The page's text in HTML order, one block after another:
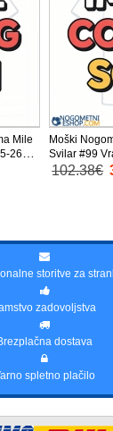
Mile
26
Moški
Svilar #99
Rokav
102.38€
storitve za
zadovoljstva
dostava
spletno plačilo